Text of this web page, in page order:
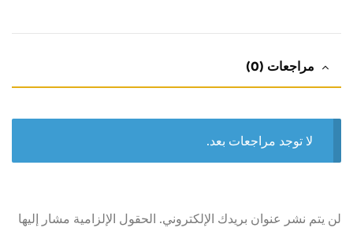
مراجعات (0)
لا توجد مراجعات بعد.
لن يتم نشر عنوان بريدك الإلكتروني. الحقول الإلزامية مشار إليها